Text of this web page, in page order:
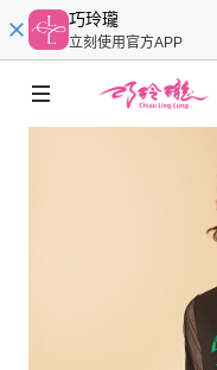
巧玲瓏
立刻使用官方APP